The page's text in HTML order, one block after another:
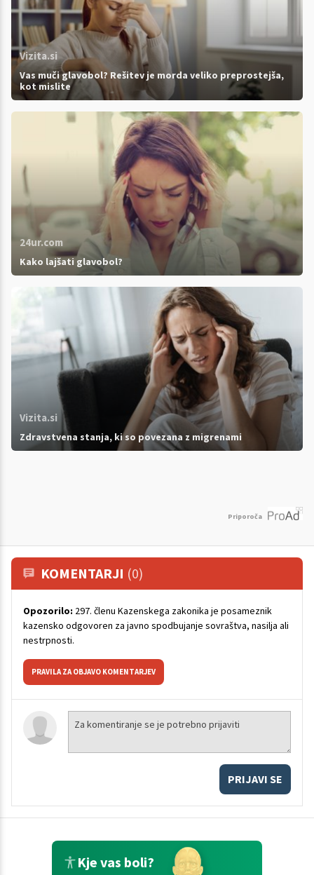
Vizita.si
Vas muči glavobol? Rešitev je morda veliko preprostejša,
kot mislite
24ur.com
Kako lajšati glavobol?
Vizita.si
Zdravstvena stanja, ki so povezana z migrenami
Priporoča
KOMENTARJI (0)
Opozorilo: 297. členu Kazenskega zakonika je posameznik
kazensko odgovoren za javno spodbujanje sovraštva, nasilja ali
nestrpnosti.
PRAVILA ZA OBJAVO KOMENTARJEV
PRIJAVI SE
Kje vas boli?